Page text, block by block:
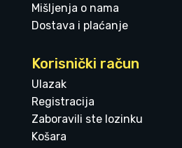
Mišljenja o nama
Dostava i plaćanje
Korisnički račun
Ulazak
Registracija
Zaboravili ste lozinku
Košara